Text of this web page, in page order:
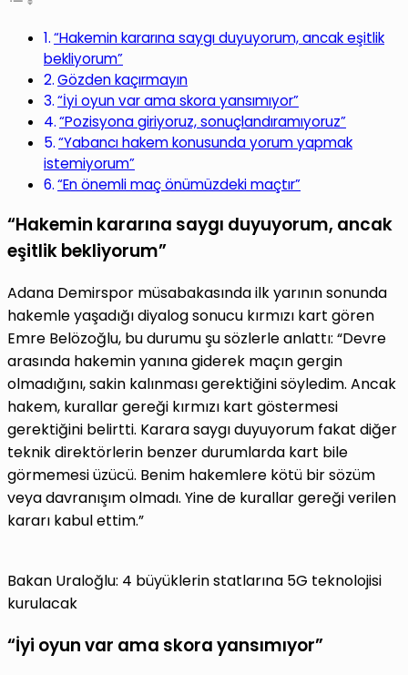
“Hakemin kararına saygı duyuyorum, ancak eşitlik
bekliyorum”
Gözden kaçırmayın
“İyi oyun var ama skora yansımıyor”
“Pozisyona giriyoruz, sonuçlandıramıyoruz”
“Yabancı hakem konusunda yorum yapmak
istemiyorum”
“En önemli maç önümüzdeki maçtır”
“Hakemin kararına saygı duyuyorum, ancak
eşitlik bekliyorum”
Adana Demirspor müsabakasında ilk yarının sonunda
hakemle yaşadığı diyalog sonucu kırmızı kart gören
Emre Belözoğlu, bu durumu şu sözlerle anlattı: “Devre
arasında hakemin yanına giderek maçın gergin
olmadığını, sakin kalınması gerektiğini söyledim. Ancak
hakem, kurallar gereği kırmızı kart göstermesi
gerektiğini belirtti. Karara saygı duyuyorum fakat diğer
teknik direktörlerin benzer durumlarda kart bile
görmemesi üzücü. Benim hakemlere kötü bir sözüm
veya davranışım olmadı. Yine de kurallar gereği verilen
kararı kabul ettim.”
Bakan Uraloğlu: 4 büyüklerin statlarına 5G teknolojisi
kurulacak
“İyi oyun var ama skora yansımıyor”